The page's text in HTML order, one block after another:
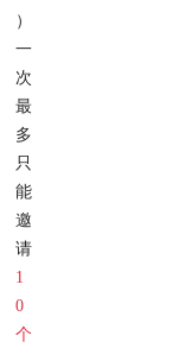
）
一
次
最
多
只
能
邀
请
1
0
个